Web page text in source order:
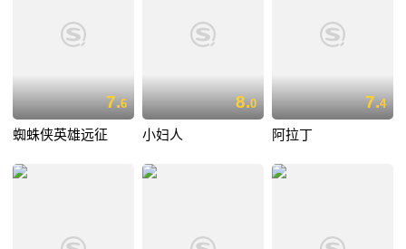
7.6
蜘蛛侠英雄远征
8.0
小妇人
7.4
阿拉丁